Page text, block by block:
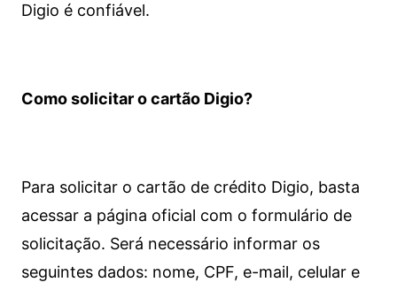
Digio é confiável.
Como solicitar o cartão Digio?
Para solicitar o cartão de crédito Digio, basta
acessar a página oficial com o formulário de
solicitação. Será necessário informar os
seguintes dados: nome, CPF, e-mail, celular e